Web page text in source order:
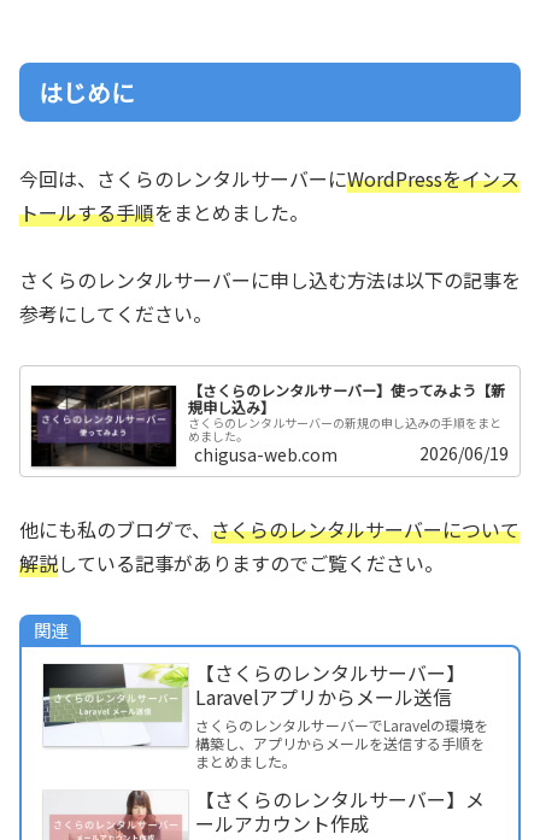
はじめに
今回は、さくらのレンタルサーバーにWordPressをインス
トールする手順をまとめました。
さくらのレンタルサーバーに申し込む方法は以下の記事を
参考にしてください。
【さくらのレンタルサーバー】使ってみよう【新
規申し込み】
さくらのレンタルサーバーの新規の申し込みの手順をまと
めました。
chigusa-web.com 2026/06/19
他にも私のブログで、 さくらのレンタルサーバーについて
解説している記事がありますのでご覧ください。
関連
【さくらのレンタルサーバー】
Laravelアプリからメール送信
さくらのレンタルサーバーでLaravelの環境を
構築し、アプリからメールを送信する手順を
まとめました。
【さくらのレンタルサーバー】メ
ールアカウント作成